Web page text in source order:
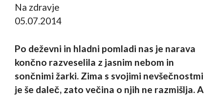
Na zdravje
05.07.2014
Po deževni in hladni pomladi nas je narava
končno razveselila z jasnim nebom in
sončnimi žarki. Zima s svojimi nevšečnostmi
je še daleč, zato večina o njih ne razmišlja. A